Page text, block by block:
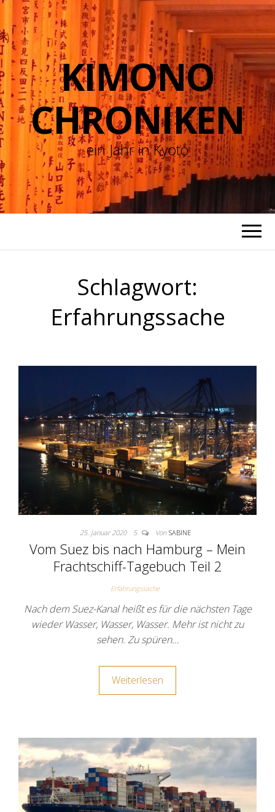
KIMONO
CHRONIKEN
ein Jahr in Kyoto
Schlagwort:
Erfahrungssache
25. Januar 2020 5 Von SABINE
Vom Suez bis nach Hamburg – Mein
Frachtschiff-Tagebuch Teil 2
Erfahrungssache
Nach dem Suez-Kanal heißt es für die nächsten Tage
wieder Wasser, Wasser, Wasser. Mehr ist nicht zu
sehen. Zu spüren…
Weiterlesen